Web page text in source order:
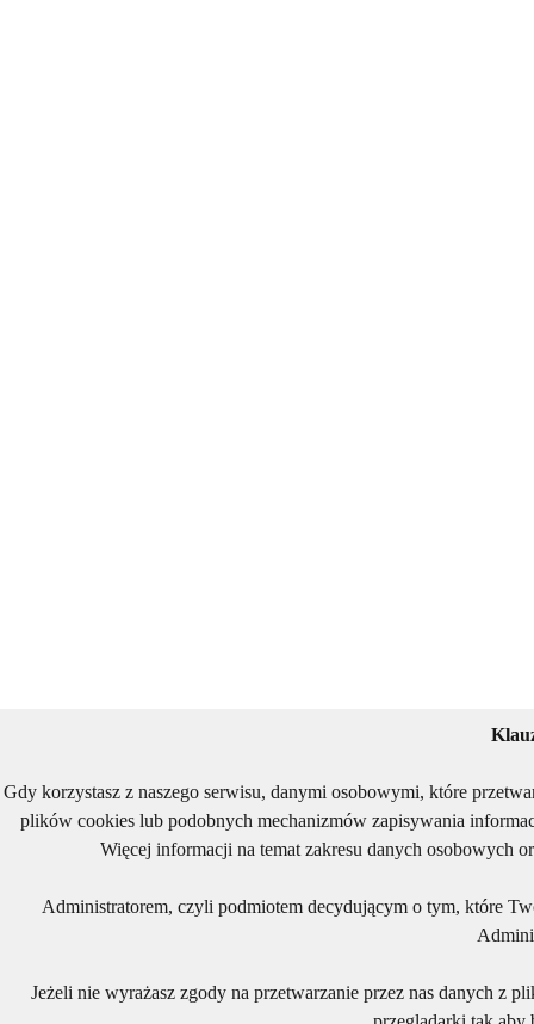
Gdy korzystasz z naszego serwisu, danymi osobowymi, które
plików cookies lub podobnych mechanizmów zapisywania
Więcej informacji na temat zakresu danych osobowych
Administratorem, czyli podmiotem decydującym o tym, które
Jeżeli nie wyrażasz zgody na przetwarzanie przez nas danych z